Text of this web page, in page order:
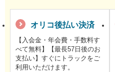
オリコ後払い決済
【入会金・年会費・手数料す
べて無料】【最長57日後のお
支払い】すぐにトラックをご
利用いただけます。